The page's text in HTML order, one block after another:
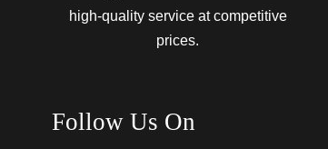
high-quality service at competitive
prices.
Follow Us On